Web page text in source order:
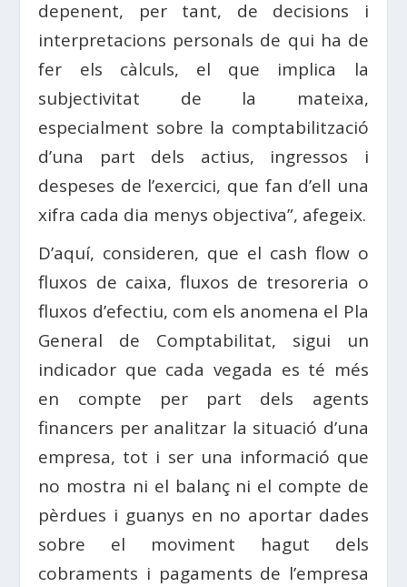
depenent, per tant, de decisions i
interpretacions personals de qui ha de
fer els càlculs, el que implica la
subjectivitat de la mateixa,
especialment sobre la comptabilització
d’una part dels actius, ingressos i
despeses de l’exercici, que fan d’ell una
xifra cada dia menys objectiva”, afegeix.
D’aquí, consideren, que el cash flow o
fluxos de caixa, fluxos de tresoreria o
fluxos d’efectiu, com els anomena el Pla
General de Comptabilitat, sigui un
indicador que cada vegada es té més
en compte per part dels agents
financers per analitzar la situació d’una
empresa, tot i ser una informació que
no mostra ni el balanç ni el compte de
pèrdues i guanys en no aportar dades
sobre el moviment hagut dels
cobraments i pagaments de l’empresa